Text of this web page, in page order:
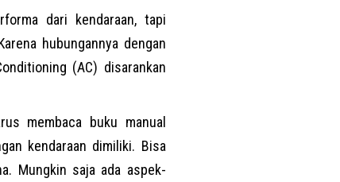
dari kendaraan, tapi
hubungannya dengan
(AC) disarankan
membaca buku manual
kendaraan dimiliki. Bisa
Mungkin saja ada aspek-